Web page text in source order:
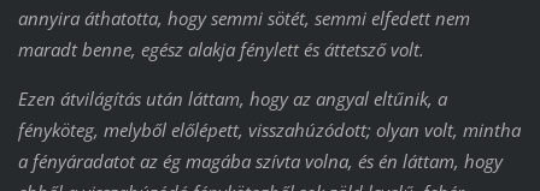
annyira áthatotta, hogy semmi sötét, semmi elfedett nem
maradt benne, egész alakja fénylett és áttetsző volt.
Ezen átvilágítás után láttam, hogy az angyal eltűnik, a
fényköteg, melyből előlépett, visszahúzódott; olyan volt, mintha
a fényáradatot az ég magába szívta volna, és én láttam, hogy